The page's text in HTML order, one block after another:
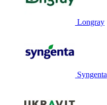
Longray
Syngenta